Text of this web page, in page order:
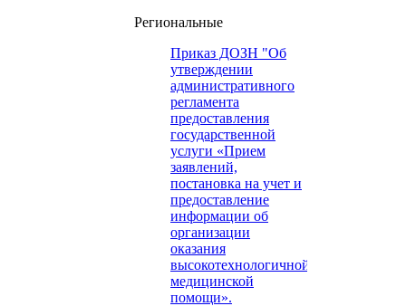
Региональные
Приказ ДОЗН "Об
утверждении
административного
регламента
предоставления
государственной
услуги «Прием
заявлений,
постановка на учет и
предоставление
информации об
организации
оказания
высокотехнологичной
медицинской
помощи».